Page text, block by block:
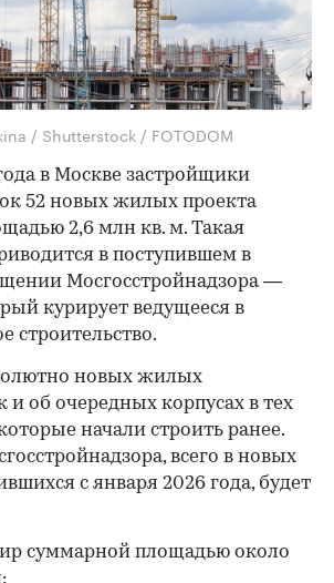
/ Shutterstock / FOTODOM
в Москве застройщики
52 новых жилых проекта
2,6 млн кв. м. Такая
в поступившем в
Мосгосстройнадзора —
курирует ведущееся в
строительство.
новых жилых
и об очередных корпусах в тех
начали строить ранее.
всего в новых
с января 2026 года, будет
суммарной площадью около